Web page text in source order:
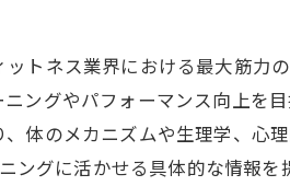
トネス業界における最大筋力
ングやパフォーマンス向上を
体のメカニズムや生理学、心
グに活かせる具体的な情報